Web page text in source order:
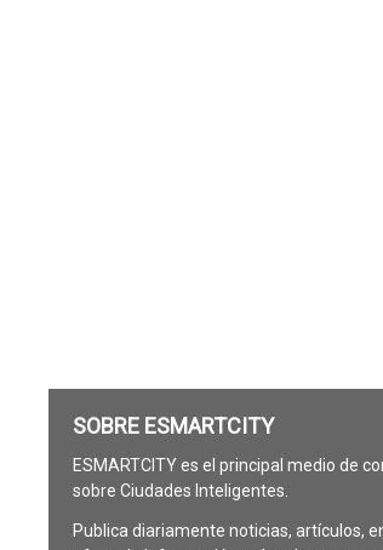
SOBRE ESMARTCITY
ESMARTCITY es el principal medio de
sobre Ciudades Inteligentes.
Publica diariamente noticias, artículos,